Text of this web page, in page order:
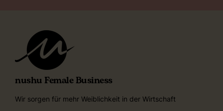
nushu Female Business
Wir sorgen für mehr Weiblichkeit in der Wirtschaft